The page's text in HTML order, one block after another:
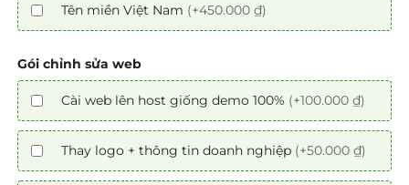
Tên miền Việt Nam (+450.000 ₫)
Gói chỉnh sửa web
Cài web lên host giống demo 100% (+100.000 ₫)
Thay logo + thông tin doanh nghiệp (+50.000 ₫)